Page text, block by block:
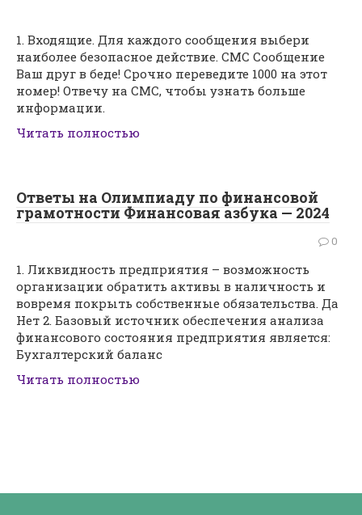
1. Входящие. Для каждого сообщения выбери
наиболее безопасное действие. СМС Сообщение
Ваш друг в беде! Срочно переведите 1000 на этот
номер! Отвечу на СМС, чтобы узнать больше
информации.
Читать полностью
Ответы на Олимпиаду по финансовой
грамотности Финансовая азбука — 2024
0
1. Ликвидность предприятия – возможность
организации обратить активы в наличность и
вовремя покрыть собственные обязательства. Да
Нет 2. Базовый источник обеспечения анализа
финансового состояния предприятия является:
Бухгалтерский баланс
Читать полностью